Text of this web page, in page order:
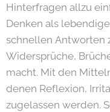
Hinterfragen allzu
Denken als
schnellen Antworten
Widersprüche,
macht. Mit den
denen Reflexion,
zugelassen werden.